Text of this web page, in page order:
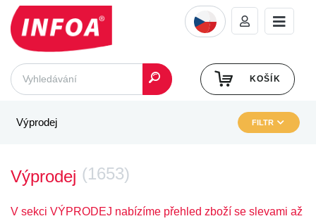
KOŠÍK
Výprodej FILTR
Výprodej (1653)
V sekci VÝPRODEJ nabízíme přehled zboží se slevami až